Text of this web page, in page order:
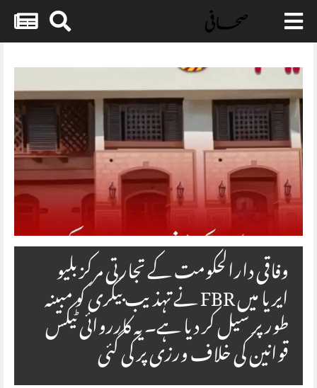
Skip
content
وفاقی دارالحکومت کے تجارتی مرکز بلیو
ایریا میں FBR نے تہذیب بیکری کو مبینہ
طور پر سیل کر دیا ہے۔ یہ کارروائی ٹیکس
قوانین کی خلاف ورزی پر کی گئی